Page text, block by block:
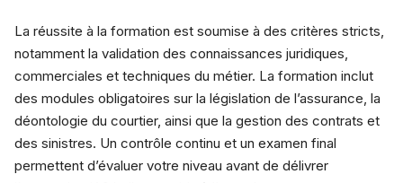
La réussite à la formation est soumise à des critères stricts,
notamment la validation des connaissances juridiques,
commerciales et techniques du métier. La formation inclut
des modules obligatoires sur la législation de l’assurance, la
déontologie du courtier, ainsi que la gestion des contrats et
des sinistres. Un contrôle continu et un examen final
permettent d’évaluer votre niveau avant de délivrer